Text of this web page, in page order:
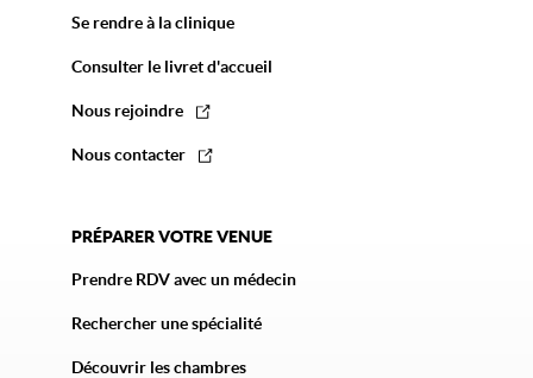
Se rendre à la clinique
Consulter le livret d'accueil
Nous rejoindre
Nous contacter
PRÉPARER VOTRE VENUE
Prendre RDV avec un médecin
Rechercher une spécialité
Découvrir les chambres